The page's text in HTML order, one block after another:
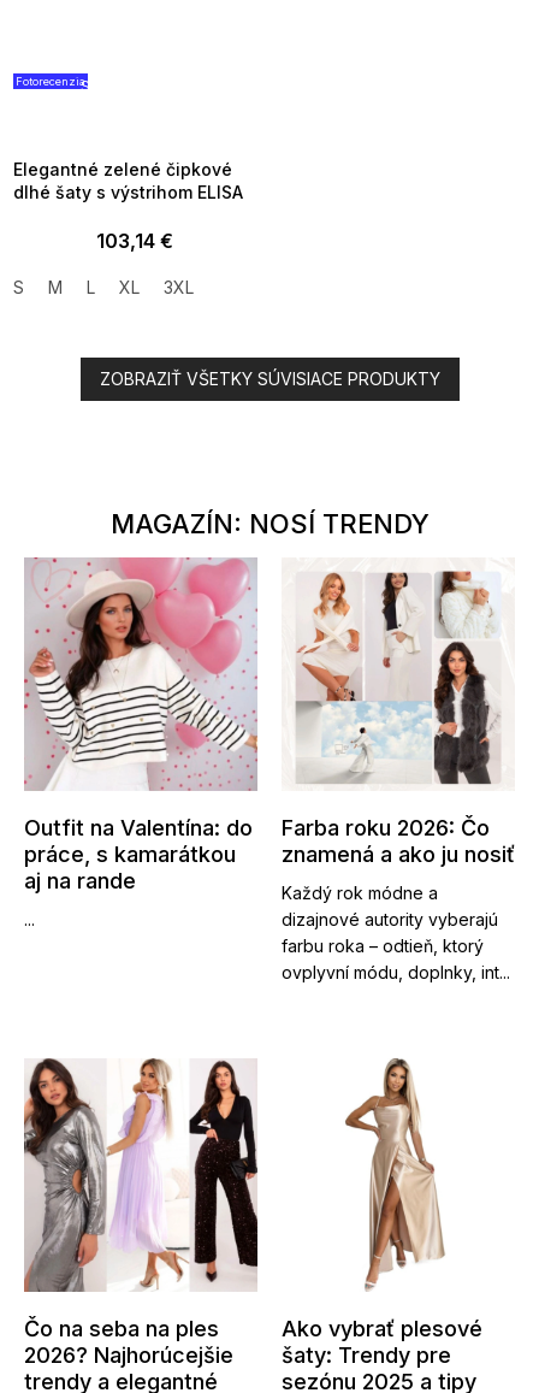
FotorecenziaSUMMER SALE -35% ?
Elegantné zelené čipkové
dlhé šaty s výstrihom ELISA
103,14 €
S M L XL 3XL
ZOBRAZIŤ VŠETKY SÚVISIACE PRODUKTY
MAGAZÍN: NOSÍ TRENDY
Outfit na Valentína: do
práce, s kamarátkou
aj na rande
...
Farba roku 2026: Čo
znamená a ako ju nosiť
Každý rok módne a
dizajnové autority vyberajú
farbu roka – odtieň, ktorý
ovplyvní módu, doplnky, int...
Čo na seba na ples
2026? Najhorúcejšie
trendy a elegantné
Ako vybrať plesové
šaty: Trendy pre
sezónu 2025 a tipy